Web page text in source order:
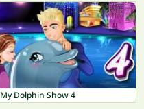
My Dolphin Show 4